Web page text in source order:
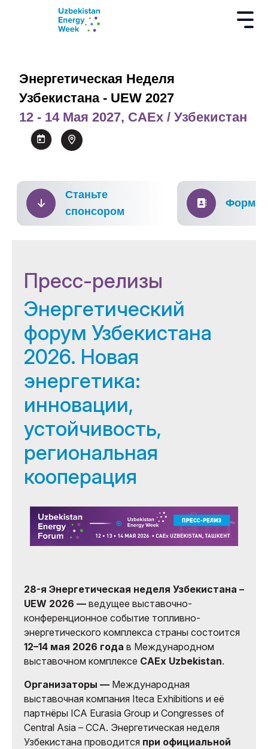
Энергетическая Неделя
Узбекистана - UEW 2027
12 - 14 Мая 2027, CAEx / Узбекистан
Станьте
спонсором
Форма
Пресс-релизы
Энергетический
форум Узбекистана
2026. Новая
энергетика:
инновации,
устойчивость,
региональная
кооперация
28-я Энергетическая неделя Узбекистана –
UEW 2026 — ведущее выставочно-
конференционное событие топливно-
энергетического комплекса страны состоится
12–14 мая 2026 года в Международном
выставочном комплексе САEx Uzbekistan.
Организаторы — Международная
выставочная компания Iteca Exhibitions и её
партнёры ICA Eurasia Group и Congresses of
Central Asia – CCA. Энергетическая неделя
Узбекистана проводится при официальной